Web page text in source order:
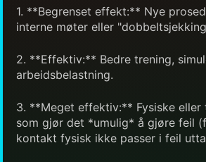
1. **Begrenset effekt:** Nye
interne møter eller
2. **Effektiv:** Bedre trening,
arbeidsbelastning.
3. **Meget effektiv:** Fysiske eller
som gjør det *umulig* å gjøre feil
kontakt fysisk ikke passer i feil